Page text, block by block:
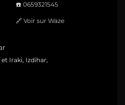
☎️ 0659321545
🔗 Voir sur Waze
Iraki, Izdihar,